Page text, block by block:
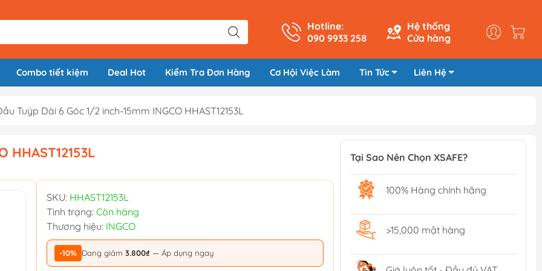
Hotline:
090 9933 258
Hệ thống
Cửa hàng
Combo tiết kiệm Deal Hot Kiểm Tra Đơn Hàng Cơ Hội Việc Làm Tin Tức Liên Hệ
Tuýp Dài 6 Góc 1/2 inch-15mm INGCO HHAST12153L
HHAST12153L
SKU: HHAST12153L
Tình trạng: Còn hàng
Thương hiệu: INGCO
-10% Đang giảm 3.800₫ — Áp dụng ngay
Tại Sao Nên Chọn XSAFE?
100% Hàng chính hãng
>15,000 mặt hàng